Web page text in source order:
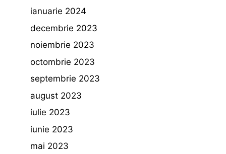
ianuarie 2024
decembrie 2023
noiembrie 2023
octombrie 2023
septembrie 2023
august 2023
iulie 2023
iunie 2023
mai 2023